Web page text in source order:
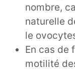
nombre,
naturelle
le
En cas de
motilité